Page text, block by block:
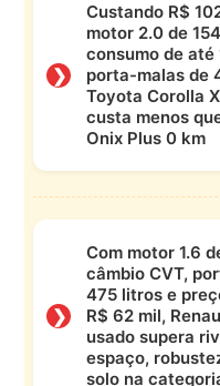
❯
Custando R$
motor 2.0 de
consumo de até
porta-malas de
Toyota Corolla
custa menos
Onix Plus 0 km
❯
Com motor 1.6
câmbio CVT,
475 litros e
R$ 62 mil,
usado supera
espaço,
solo na